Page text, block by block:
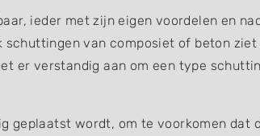
ieder met zijn eigen voordelen en
van composiet of beton
er verstandig aan om een type
geplaatst wordt, om te voorkomen dat